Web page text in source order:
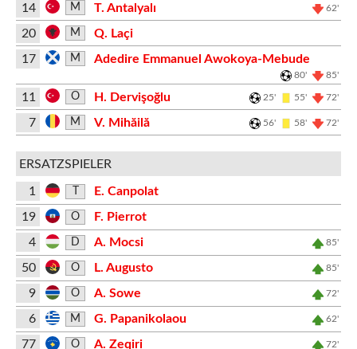
14
M T. Antalyalı 62'
20 M
Q. Laçi
17
M Adedire Emmanuel Awokoya-Mebude
80' 85'
11 O H. Dervişoğlu 25' 55' 72'
7 M V. Mihăilă 56' 58' 72'
ERSATZSPIELER
1
E. Canpolat
19
O
F. Pierrot
4
D A. Mocsi 85'
50 O L. Augusto 85'
9 O A. Sowe 72'
6 M G. Papanikolaou 62'
77 O A. Zeqiri 72'